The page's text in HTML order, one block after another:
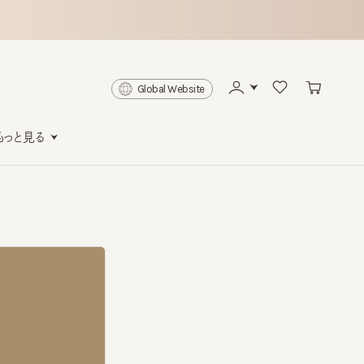
Global Website
る